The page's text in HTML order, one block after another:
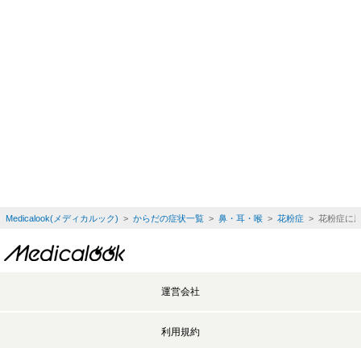
Medicalook(メディカルック) > からだの症状一覧> 鼻・耳・喉> 花粉症> 花粉症に風
運営会社
利用規約